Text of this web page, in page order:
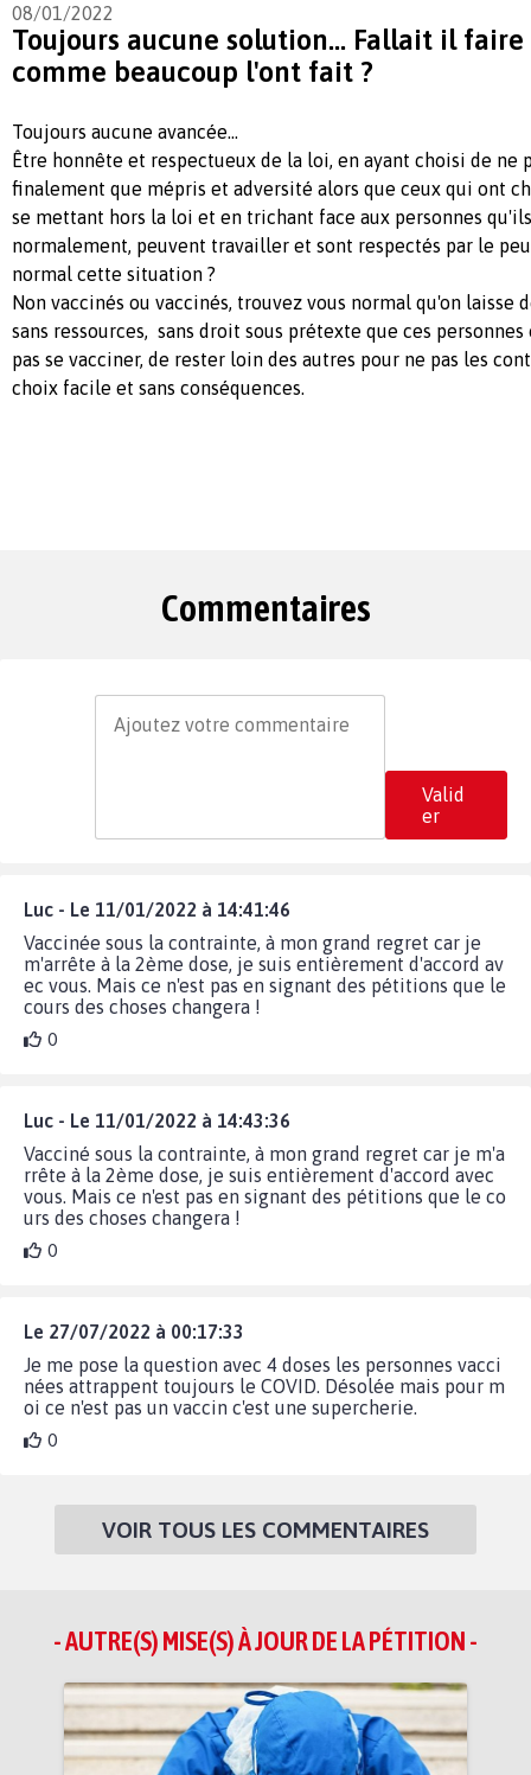
08/01/2022
Toujours aucune solution... Fallait il faire
comme beaucoup l'ont fait ?
Toujours aucune avancée...
Être honnête et respectueux de la loi, en ayant choisi de ne
finalement que mépris et adversité alors que ceux qui ont
se mettant hors la loi et en trichant face aux personnes
normalement, peuvent travailler et sont respectés par le
normal cette situation ?
Non vaccinés ou vaccinés, trouvez vous normal qu'on laisse
sans ressources, sans droit sous prétexte que ces
pas se vacciner, de rester loin des autres pour ne pas les
choix facile et sans conséquences.
Commentaires
Valid
er
Luc - Le 11/01/2022 à 14:41:46
Vaccinée sous la contrainte, à mon grand regret car je
m'arrête à la 2ème dose, je suis entièrement d'accord av
ec vous. Mais ce n'est pas en signant des pétitions que le
cours des choses changera !
0
Luc - Le 11/01/2022 à 14:43:36
Vacciné sous la contrainte, à mon grand regret car je m'a
rrête à la 2ème dose, je suis entièrement d'accord avec
vous. Mais ce n'est pas en signant des pétitions que le co
urs des choses changera !
0
Le 27/07/2022 à 00:17:33
Je me pose la question avec 4 doses les personnes vacci
nées attrappent toujours le COVID. Désolée mais pour m
oi ce n'est pas un vaccin c'est une supercherie.
0
VOIR TOUS LES COMMENTAIRES
- AUTRE(S) MISE(S) À JOUR DE LA PÉTITION -